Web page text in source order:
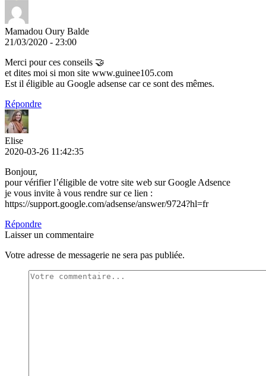
Mamadou Oury Balde
21/03/2020 - 23:00
Merci pour ces conseils 🤝
et dites moi si mon site www.guinee105.com
Est il éligible au Google adsense car ce sont des mêmes.
Répondre
Elise
2020-03-26 11:42:35
Bonjour,
pour vérifier l’éligible de votre site web sur Google Adsence
je vous invite à vous rendre sur ce lien :
https://support.google.com/adsense/answer/9724?hl=fr
Répondre
Laisser un commentaire
Votre adresse de messagerie ne sera pas publiée.